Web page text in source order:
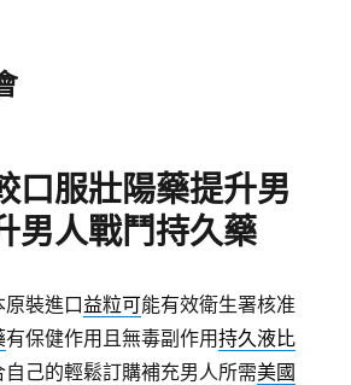
口服壯陽藥提升男
男人戰鬥持久藥
裝進口益粒可能有效衛生署核准
有保健作用且無毒副作用持久液比
自己的輕鬆訂購補充男人所需美國